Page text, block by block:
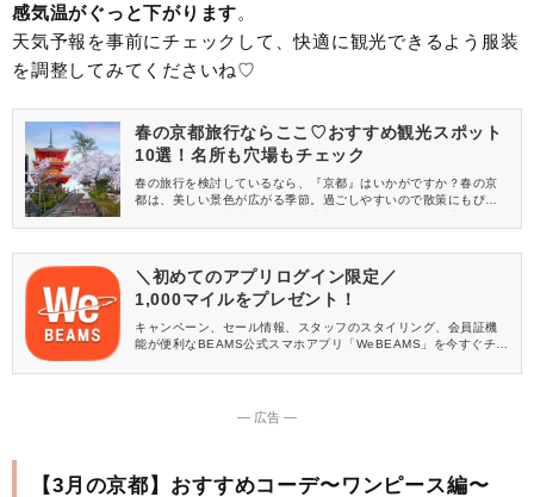
感気温がぐっと下がります。
天気予報を事前にチェックして、快適に観光できるよう服装
を調整してみてくださいね♡
春の京都旅行ならここ♡おすすめ観光スポット
10選！名所も穴場もチェック
春の旅行を検討しているなら、『京都』はいかがですか？春の京
都は、美しい景色が広がる季節。過ごしやすいので散策にもぴっ
トを名所から穴場までご紹介！日帰りも可能なモデルコースもチ
りとお届けします。
＼初めてのアプリログイン限定／
1,000マイルをプレゼント！
キャンペーン、セール情報、スタッフのスタイリング、会員証機
能が便利なBEAMS公式スマホアプリ「WeBEAMS」を今すぐチェ
― 広告 ―
【3月の京都】おすすめコーデ〜ワンピース編〜